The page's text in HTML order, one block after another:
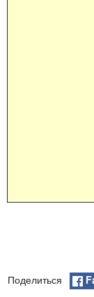
Поделиться